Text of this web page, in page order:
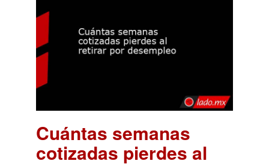
Cuántas semanas
cotizadas pierdes al